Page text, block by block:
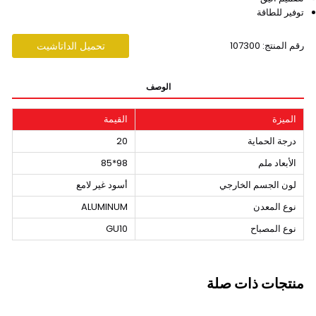
توفير للطاقة
رقم المنتج: 107300 تحميل الداتاشيت
الوصف
الميزة
القيمة
درجة الحماية
20
الأبعاد ملم
98*85
لون الجسم الخارجي
أسود غير لامع
نوع المعدن
ALUMINUM
نوع المصباح
GU10
منتجات ذات صلة